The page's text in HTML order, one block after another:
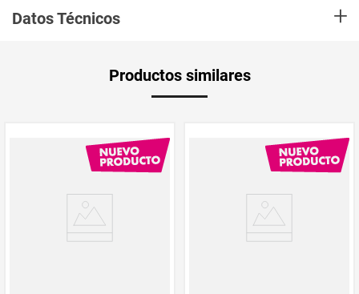
Datos Técnicos +
Productos similares